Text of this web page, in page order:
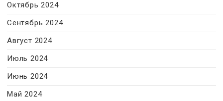
Октябрь 2024
Сентябрь 2024
Август 2024
Июль 2024
Июнь 2024
Май 2024